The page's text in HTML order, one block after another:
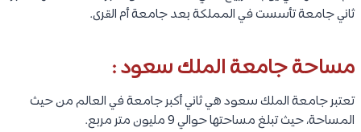
ثاني جامعة تأسست في المملكة بعد جامعة أم القرى.
مساحة جامعة الملك سعود :
تعتبر جامعة الملك سعود هي ثاني أكبر جامعة في العالم من حيث
المساحة، حيث تبلغ مساحتها حوالي 9 مليون متر مربع.